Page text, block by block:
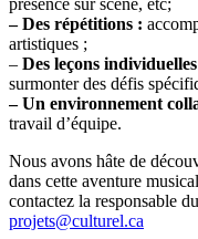
– Des répétitions :
artistiques ;
– Des leçons
surmonter des défis
– Un environnement
travail d’équipe.
Nous avons hâte de
dans cette aventure
contactez la responsable
projets@culturel.ca